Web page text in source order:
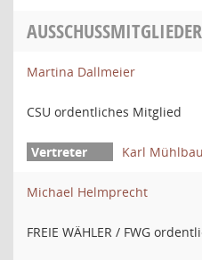
AUSSCHUSSMITGLIEDER
Martina Dallmeier
CSU ordentliches Mitglied
Karl
Michael Helmprecht
FREIE WÄHLER / FWG